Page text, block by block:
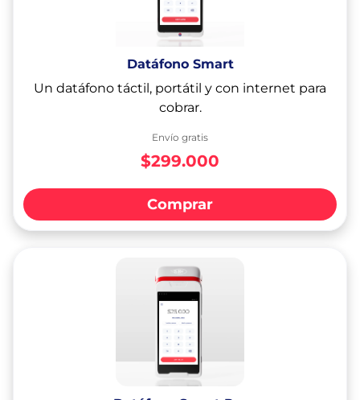
Datáfono Smart
Un datáfono táctil, portátil y con internet para
cobrar.
Envío gratis
$299.000
Comprar